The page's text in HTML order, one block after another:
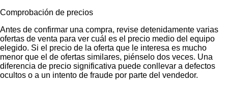
Comprobación de precios
Antes de confirmar una compra, revise detenidamente varias
ofertas de venta para ver cuál es el precio medio del equipo
elegido. Si el precio de la oferta que le interesa es mucho
menor que el de ofertas similares, piénselo dos veces. Una
diferencia de precio significativa puede conllevar a defectos
ocultos o a un intento de fraude por parte del vendedor.